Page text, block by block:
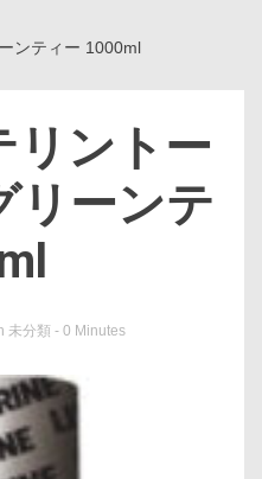
ンティー 1000ml
リントー
リーンテ
未分類 - 0 Minutes